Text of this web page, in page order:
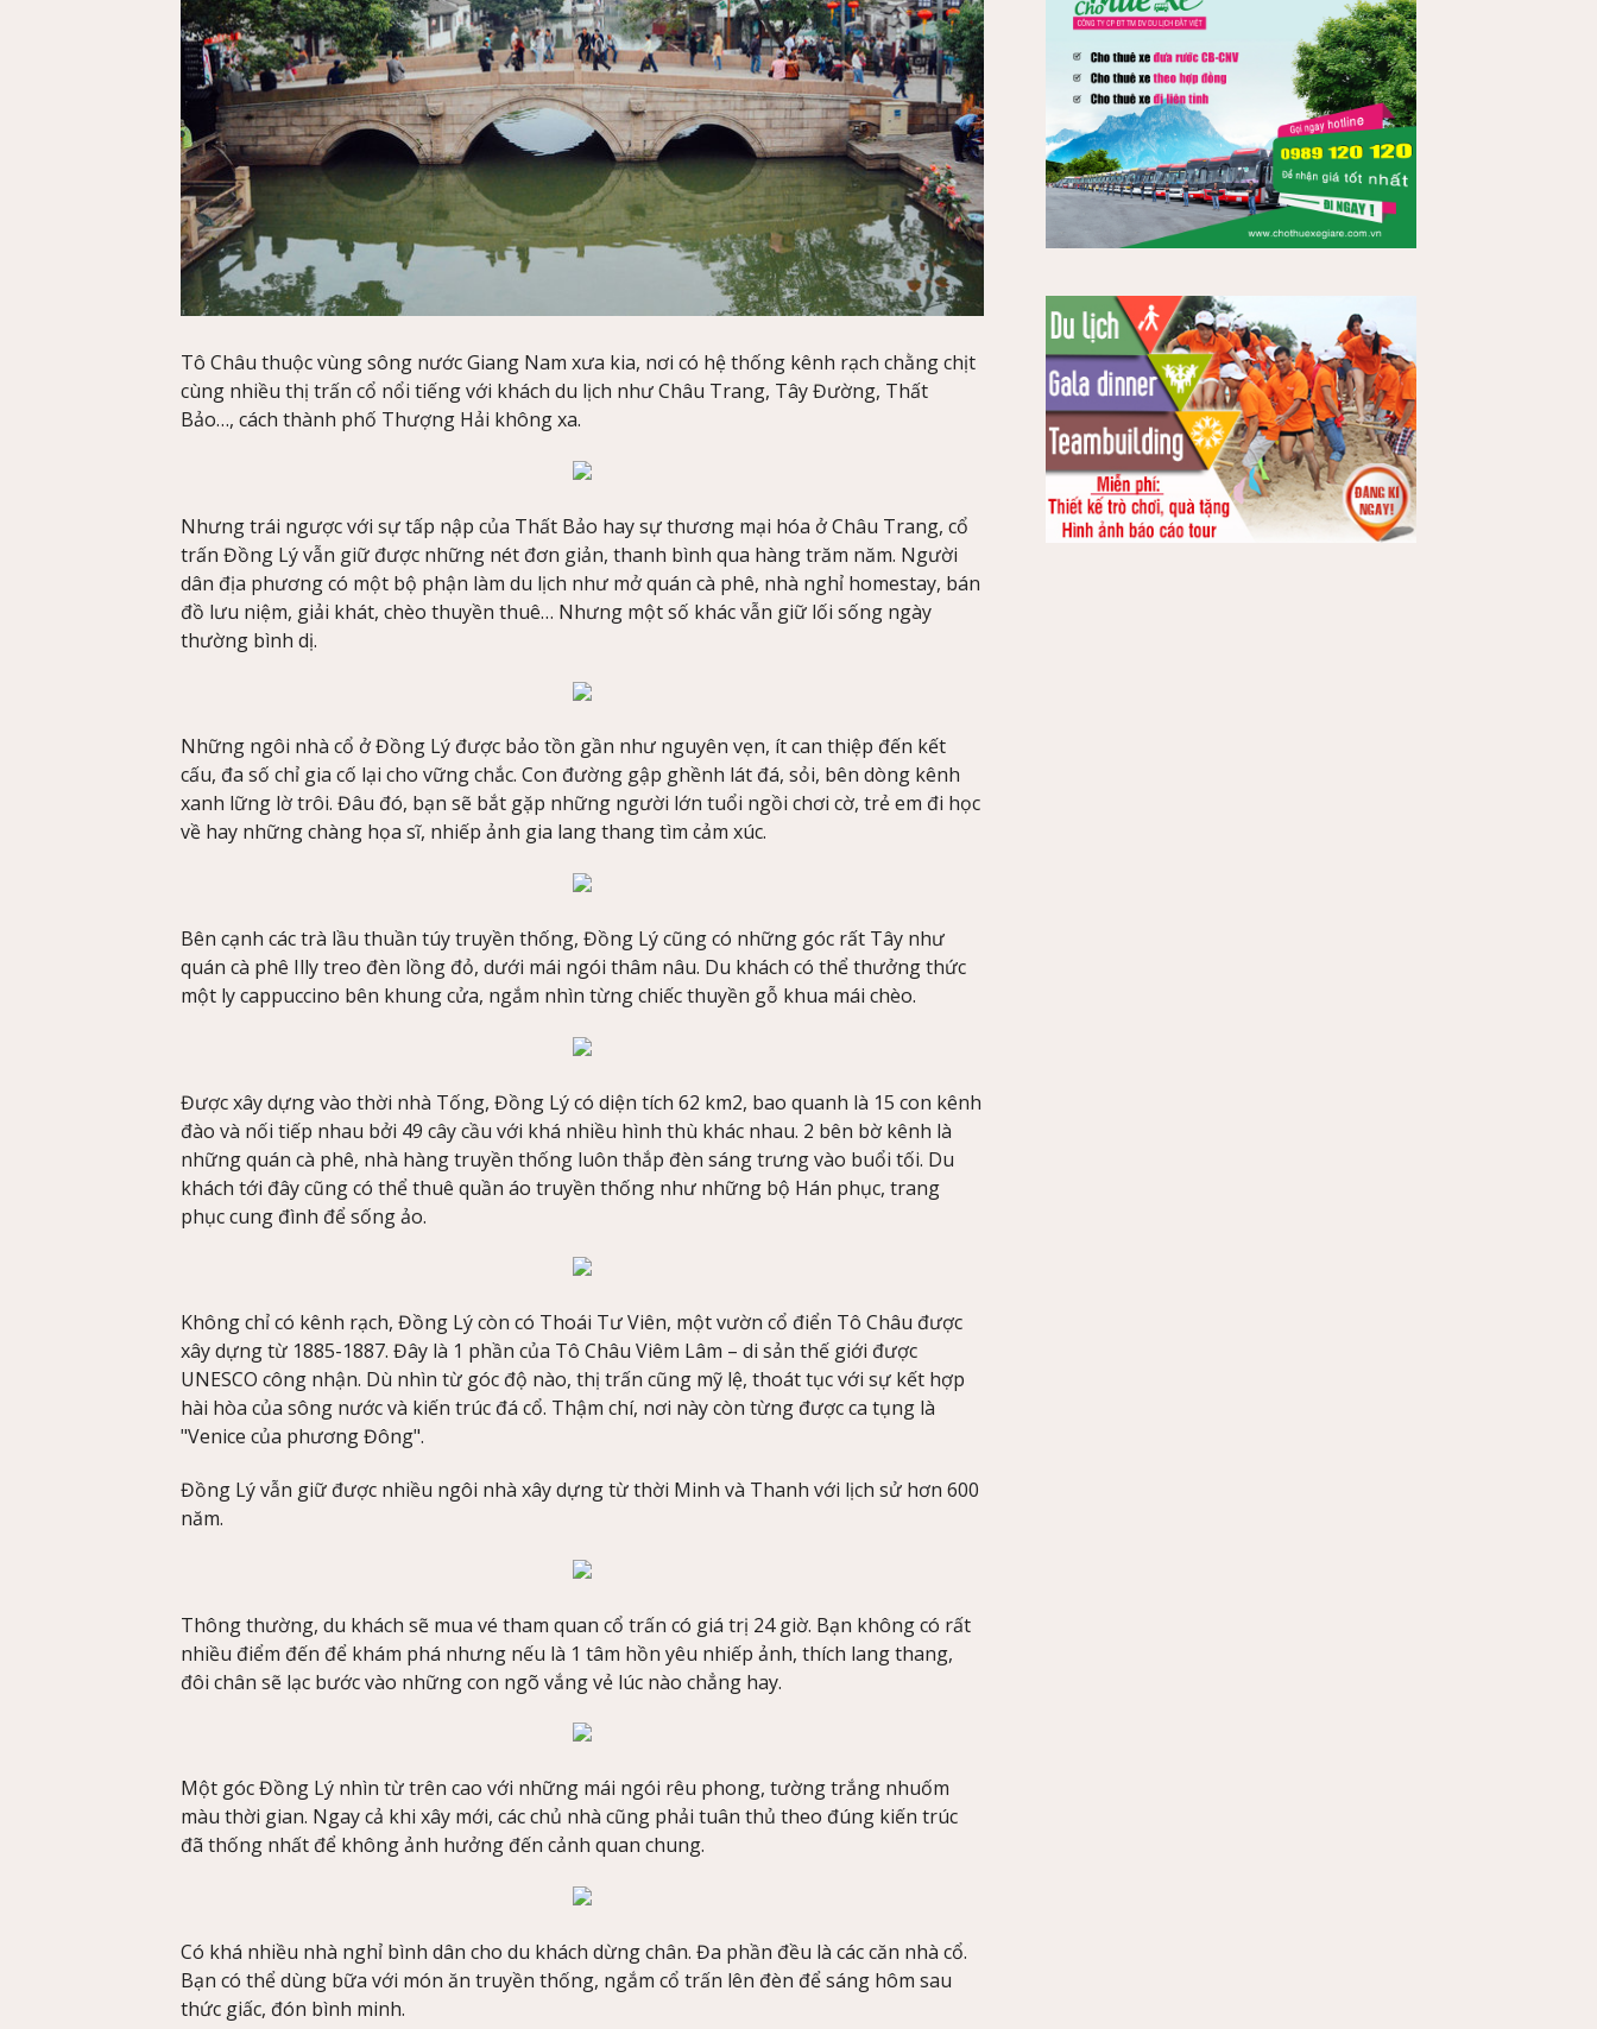
Tô Châu thuộc vùng sông nước Giang Nam xưa kia, nơi có hệ thống kênh rạch chằng chịt
cùng nhiều thị trấn cổ nổi tiếng với khách du lịch như Châu Trang, Tây Đường, Thất
Bảo…, cách thành phố Thượng Hải không xa.
Nhưng trái ngược với sự tấp nập của Thất Bảo hay sự thương mại hóa ở Châu Trang, cổ
trấn Đồng Lý vẫn giữ được những nét đơn giản, thanh bình qua hàng trăm năm. Người
dân địa phương có một bộ phận làm du lịch như mở quán cà phê, nhà nghỉ homestay, bán
đồ lưu niệm, giải khát, chèo thuyền thuê… Nhưng một số khác vẫn giữ lối sống ngày
thường bình dị.
Những ngôi nhà cổ ở Đồng Lý được bảo tồn gần như nguyên vẹn, ít can thiệp đến kết
cấu, đa số chỉ gia cố lại cho vững chắc. Con đường gập ghềnh lát đá, sỏi, bên dòng kênh
xanh lững lờ trôi. Đâu đó, bạn sẽ bắt gặp những người lớn tuổi ngồi chơi cờ, trẻ em đi học
về hay những chàng họa sĩ, nhiếp ảnh gia lang thang tìm cảm xúc.
Bên cạnh các trà lầu thuần túy truyền thống, Đồng Lý cũng có những góc rất Tây như
quán cà phê Illy treo đèn lồng đỏ, dưới mái ngói thâm nâu. Du khách có thể thưởng thức
một ly cappuccino bên khung cửa, ngắm nhìn từng chiếc thuyền gỗ khua mái chèo.
Được xây dựng vào thời nhà Tống, Đồng Lý có diện tích 62 km2, bao quanh là 15 con kênh
đào và nối tiếp nhau bởi 49 cây cầu với khá nhiều hình thù khác nhau. 2 bên bờ kênh là
những quán cà phê, nhà hàng truyền thống luôn thắp đèn sáng trưng vào buổi tối. Du
khách tới đây cũng có thể thuê quần áo truyền thống như những bộ Hán phục, trang
phục cung đình để sống ảo.
Không chỉ có kênh rạch, Đồng Lý còn có Thoái Tư Viên, một vườn cổ điển Tô Châu được
xây dựng từ 1885-1887. Đây là 1 phần của Tô Châu Viêm Lâm – di sản thế giới được
UNESCO công nhận. Dù nhìn từ góc độ nào, thị trấn cũng mỹ lệ, thoát tục với sự kết hợp
hài hòa của sông nước và kiến trúc đá cổ. Thậm chí, nơi này còn từng được ca tụng là
"Venice của phương Đông".
Đồng Lý vẫn giữ được nhiều ngôi nhà xây dựng từ thời Minh và Thanh với lịch sử hơn 600
năm.
Thông thường, du khách sẽ mua vé tham quan cổ trấn có giá trị 24 giờ. Bạn không có rất
nhiều điểm đến để khám phá nhưng nếu là 1 tâm hồn yêu nhiếp ảnh, thích lang thang,
đôi chân sẽ lạc bước vào những con ngõ vắng vẻ lúc nào chẳng hay.
Một góc Đồng Lý nhìn từ trên cao với những mái ngói rêu phong, tường trắng nhuốm
màu thời gian. Ngay cả khi xây mới, các chủ nhà cũng phải tuân thủ theo đúng kiến trúc
đã thống nhất để không ảnh hưởng đến cảnh quan chung.
Có khá nhiều nhà nghỉ bình dân cho du khách dừng chân. Đa phần đều là các căn nhà cổ.
Bạn có thể dùng bữa với món ăn truyền thống, ngắm cổ trấn lên đèn để sáng hôm sau
thức giấc, đón bình minh.